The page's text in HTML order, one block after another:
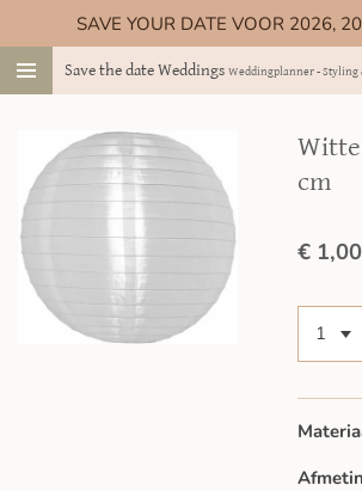
direct
naar
hoofdinhoud
Save the date Weddings Weddingplanner - Styling
SAVE YOUR DATE VOOR 2026,
cm
€ 1,00